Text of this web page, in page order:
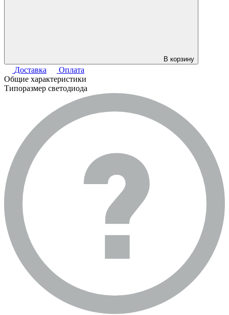
В корзину
Доставка
Оплата
Общие характеристики
Типоразмер светодиода